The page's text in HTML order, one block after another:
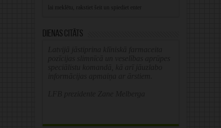
Dienas citāts